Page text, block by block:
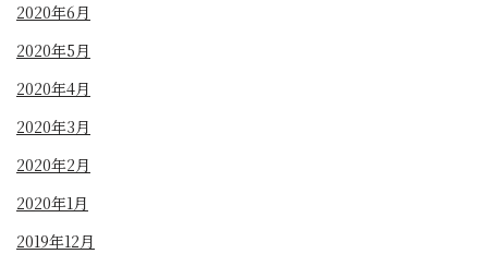
2020年6月
2020年5月
2020年4月
2020年3月
2020年2月
2020年1月
2019年12月